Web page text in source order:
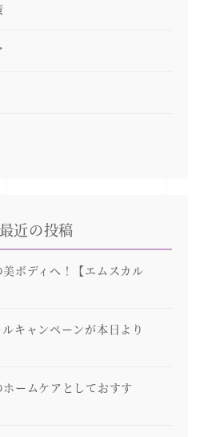
最近の投稿
ボディへ！【エムスカル
キャンペーンが本日より
ームケアとしておすす